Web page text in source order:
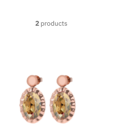
2 products